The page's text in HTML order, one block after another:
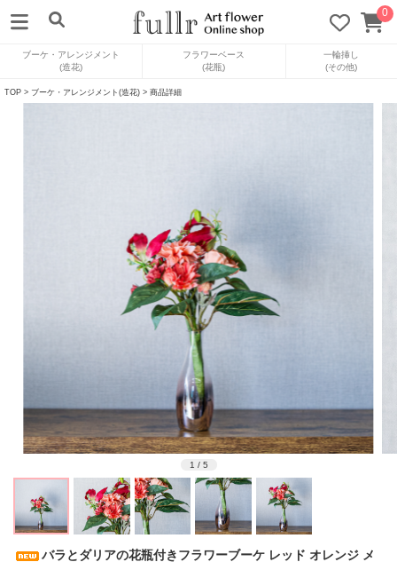
0
ブーケ・アレンジメント
(造花)
フラワーベース
(花瓶)
一輪挿し
(その他)
TOP > ブーケ・アレンジメント(造花) > 商品詳細
1 / 5
バラとダリアの花瓶付きフラワーブーケ レッド オレンジ メ